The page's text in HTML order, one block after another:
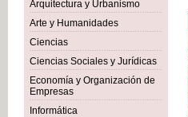
Arquitectura y Urbanismo
Arte y Humanidades
Ciencias
Ciencias Sociales y Jurídicas
Economía y Organización de
Empresas
Informática